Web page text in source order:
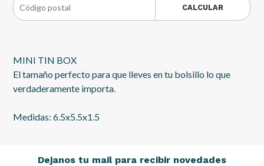
CALCULAR
MINI TIN BOX
El tamaño perfecto para que lleves en tu bolsillo lo que
verdaderamente importa.
Medidas: 6.5x5.5x1.5
Dejanos tu mail para recibir novedades